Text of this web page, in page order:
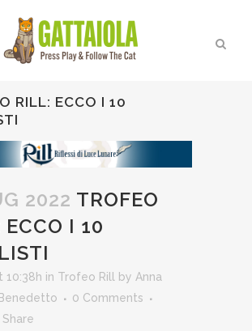
RILL: ECCO I 10
2022 TROFEO
I 10
10:38h in Trofeo Rill by Anna
0 Comments
Share